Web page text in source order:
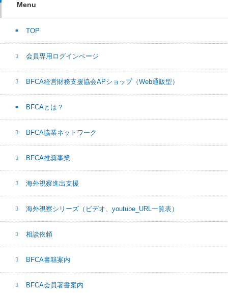
Menu
TOP
会員専用ログインページ
BFCA経営財務支援協会APショップ（Web通販型）
BFCAとは？
BFCA協業ネットワーク
BFCA推奨事業
海外視察進出支援
海外視察シリーズ（ビデオ、youtube_URL一覧表）
相談依頼
BFCA書籍案内
BFCA会員著書案内